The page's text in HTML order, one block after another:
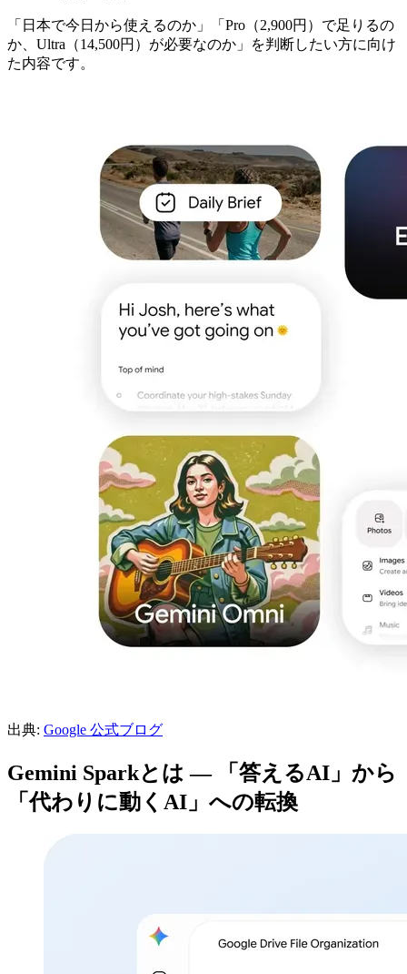
「日本で今日から使えるのか」「Pro（2,900円）で足りるの
か、Ultra（14,500円）が必要なのか」を判断したい方に向け
た内容です。
出典: Google 公式ブログ
Gemini Sparkとは — 「答えるAI」から
「代わりに動くAI」への転換